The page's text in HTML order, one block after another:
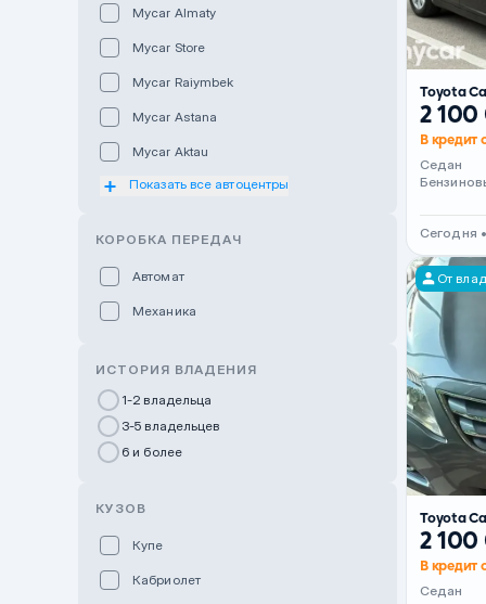
Mycar Almaty
Mycar Store
Mycar Raiymbek
Mycar Astana
Mycar Aktau
Mycar Uralsk
GWM Nurly Zhol
Chery Astana
Показать все автоцентры
КОРОБКА ПЕРЕДАЧ
Автомат
Механика
ИСТОРИЯ ВЛАДЕНИЯ
1-2 владельца
3-5 владельцев
6 и более
КУЗОВ
Купе
Кабриолет
Toyota
2
В кредит
Седан
Сегодня
От
Toyota
2
В кредит
Седан